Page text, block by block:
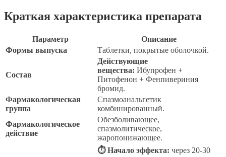
Краткая характеристика препарата
Параметр
Описание
Формы выпуска
Таблетки, покрытые оболочкой.
Состав
Действующие
вещества: Ибупрофен +
Питофенон + Фенпивериния
бромид.
Фармакологическая
группа
Спазмоанальгетик
комбинированный.
Фармакологическое
действие
Обезболивающее,
спазмолитическое,
жаропонижающее.
⏱ Начало эффекта: через 20-30